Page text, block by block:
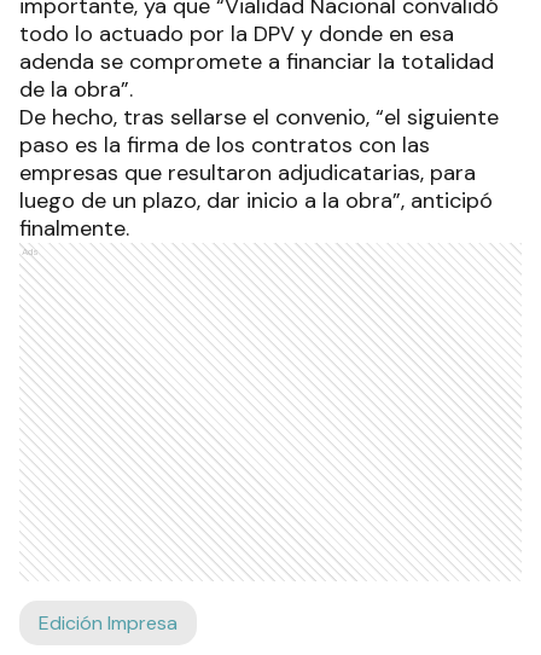
importante, ya que “Vialidad Nacional convalidó
todo lo actuado por la DPV y donde en esa
adenda se compromete a financiar la totalidad
de la obra”.
De hecho, tras sellarse el convenio, “el siguiente
paso es la firma de los contratos con las
empresas que resultaron adjudicatarias, para
luego de un plazo, dar inicio a la obra”, anticipó
finalmente.
Ads
Edición Impresa